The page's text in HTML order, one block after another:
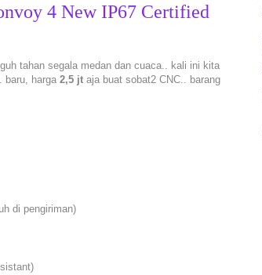
4 New IP67 Certified
tahan segala medan dan cuaca.. kali ini kita
baru, harga 2,5 jt aja buat sobat2 CNC.. barang
di pengiriman)